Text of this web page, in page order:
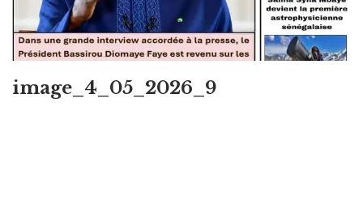
image_4_05_2026_9